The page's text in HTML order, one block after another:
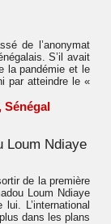
de l’anonymat
S’il avait
la pandémie et le
par atteindre le «
, Sénégal
Loum Ndiaye
de la première
Loum Ndiaye
L’international
dans les plans